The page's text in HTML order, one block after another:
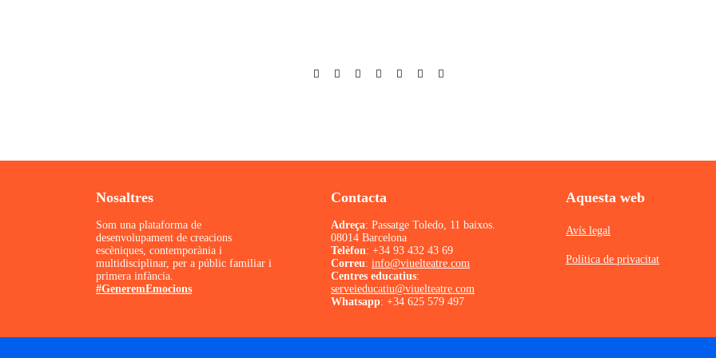
Nosaltres
Som una plataforma de
desenvolupament de creacions
escèniques, contemporània i
multidisciplinar, per a públic familiar i
primera infància.
#GeneremEmocions
Contacta
Adreça: Passatge Toledo, 11 baixos.
08014 Barcelona
Telèfon: +34 93 432 43 69
Correu: info@viuelteatre.com
Centres educatius:
serveieducatiu@viuelteatre.com
Whatsapp: +34 625 579 497
Aquesta web
Avís legal
Política de privacitat